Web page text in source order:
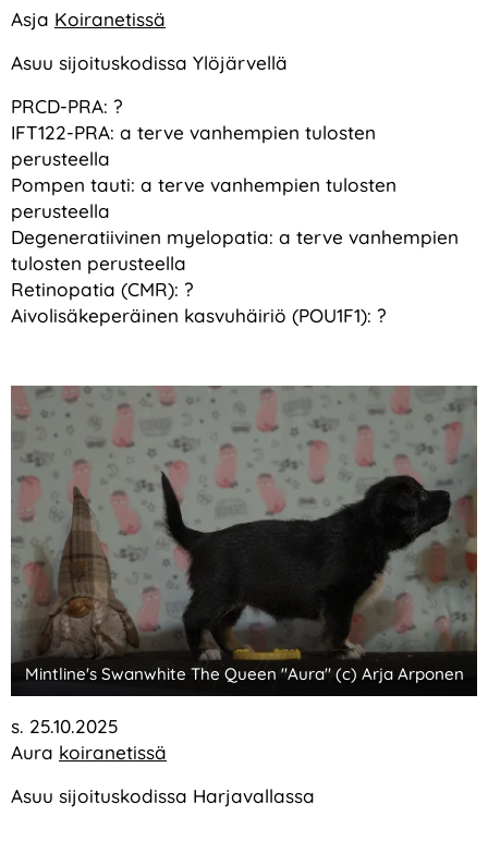
Asja Koiranetissä
Asuu sijoituskodissa Ylöjärvellä
PRCD-PRA: ?
IFT122-PRA: a terve vanhempien tulosten
perusteella
Pompen tauti: a terve vanhempien tulosten
perusteella
Degeneratiivinen myelopatia: a terve vanhempien
tulosten perusteella
Retinopatia (CMR): ?
Aivolisäkeperäinen kasvuhäiriö (POU1F1): ?
Mintline's Swanwhite The Queen "Aura" (c) Arja Arponen
s. 25.10.2025
Aura koiranetissä
Asuu sijoituskodissa Harjavallassa